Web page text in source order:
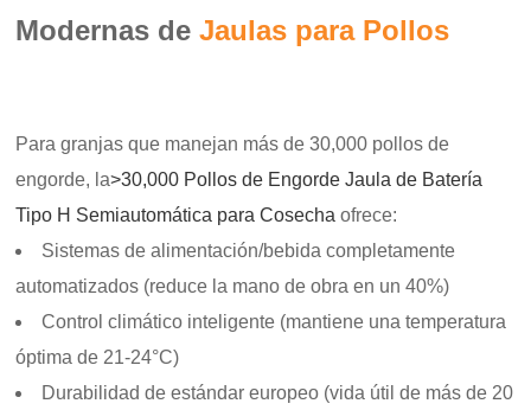
Modernas deJaulas para Pollos
Para granjas que manejan más de 30,000 pollos de
engorde, la>30,000 Pollos de Engorde Jaula de Batería
Tipo H Semiautomática para Cosecha ofrece:
Sistemas de alimentación/bebida completamente
automatizados (reduce la mano de obra en un 40%)
Control climático inteligente (mantiene una temperatura
óptima de 21-24°C)
Durabilidad de estándar europeo (vida útil de más de 20